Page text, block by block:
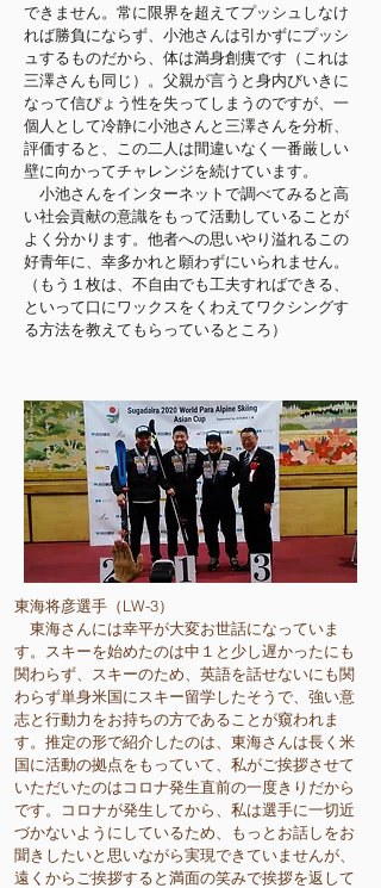
できません。常に限界を超えてプッシュしなけ
れば勝負にならず、小池さんは引かずにプッシ
ュするものだから、体は満身創痍です（これは
三澤さんも同じ）。父親が言うと身内びいきに
なって信ぴょう性を失ってしまうのですが、一
個人として冷静に小池さんと三澤さんを分析、
評価すると、この二人は間違いなく一番厳しい
壁に向かってチャレンジを続けています。
小池さんをインターネットで調べてみると高
い社会貢献の意識をもって活動していることが
よく分かります。他者への思いやり溢れるこの
好青年に、幸多かれと願わずにいられません。
​（もう１枚は、不自由でも工夫すればできる、
といって口にワックスをくわえてワクシングす
る方法を教えてもらっているところ）
東海将彦選手（LW-3）
東海さんには幸平が大変お世話になっていま
す。スキーを始めたのは中１と少し遅かったにも
関わらず、スキーのため、英語を話せないにも関
わらず単身米国にスキー留学したそうで、強い意
志と行動力をお持ちの方であることが窺われま
す。推定の形で紹介したのは、東海さんは長く米
国に活動の拠点をもっていて、私がご挨拶させて
いただいたのはコロナ発生直前の一度きりだから
です。コロナが発生してから、私は選手に一切近
づかないようにしているため、もっとお話しをお
聞きしたいと思いながら実現できていませんが、
遠くからご挨拶すると満面の笑みで挨拶を返して